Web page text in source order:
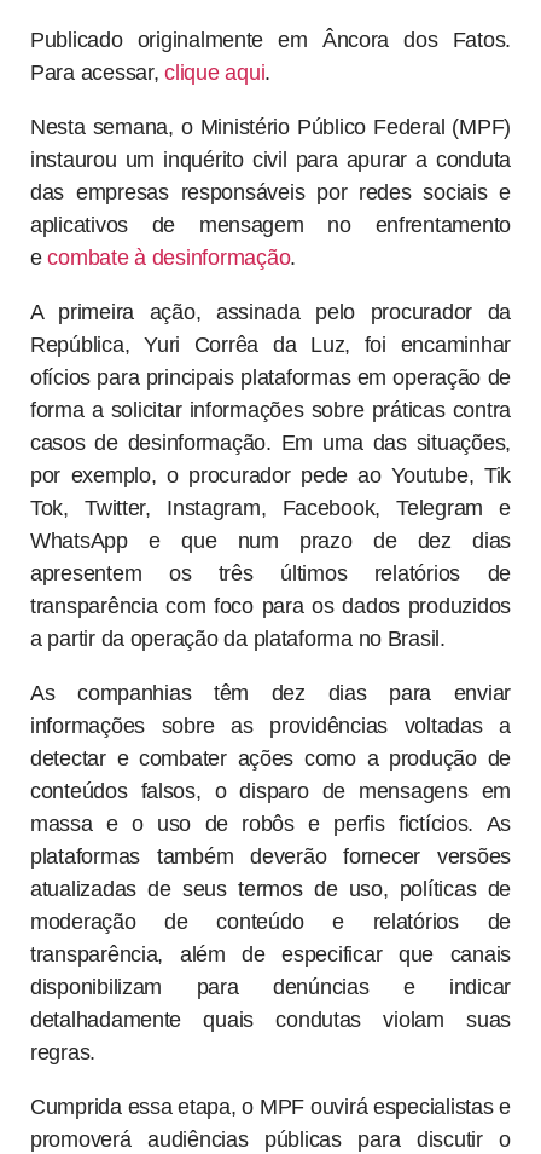
Publicado originalmente em Âncora dos Fatos.
Para acessar,clique aqui.
Nesta semana, o Ministério Público Federal (MPF)
instaurou um inquérito civil para apurar a conduta
das empresas responsáveis por redes sociais e
aplicativos de mensagem no enfrentamento
ecombate à desinformação.
A primeira ação, assinada pelo procurador da
República, Yuri Corrêa da Luz, foi encaminhar
ofícios para principais plataformas em operação de
forma a solicitar informações sobre práticas contra
casos de desinformação. Em uma das situações,
por exemplo, o procurador pede ao Youtube, Tik
Tok, Twitter, Instagram, Facebook, Telegram e
WhatsApp e que num prazo de dez dias
apresentem os três últimos relatórios de
transparência com foco para os dados produzidos
a partir da operação da plataforma no Brasil.
As companhias têm dez dias para enviar
informações sobre as providências voltadas a
detectar e combater ações como a produção de
conteúdos falsos, o disparo de mensagens em
massa e o uso de robôs e perfis fictícios. As
plataformas também deverão fornecer versões
atualizadas de seus termos de uso, políticas de
moderação de conteúdo e relatórios de
transparência, além de especificar que canais
disponibilizam para denúncias e indicar
detalhadamente quais condutas violam suas
regras.
Cumprida essa etapa, o MPF ouvirá especialistas e
promoverá audiências públicas para discutir o